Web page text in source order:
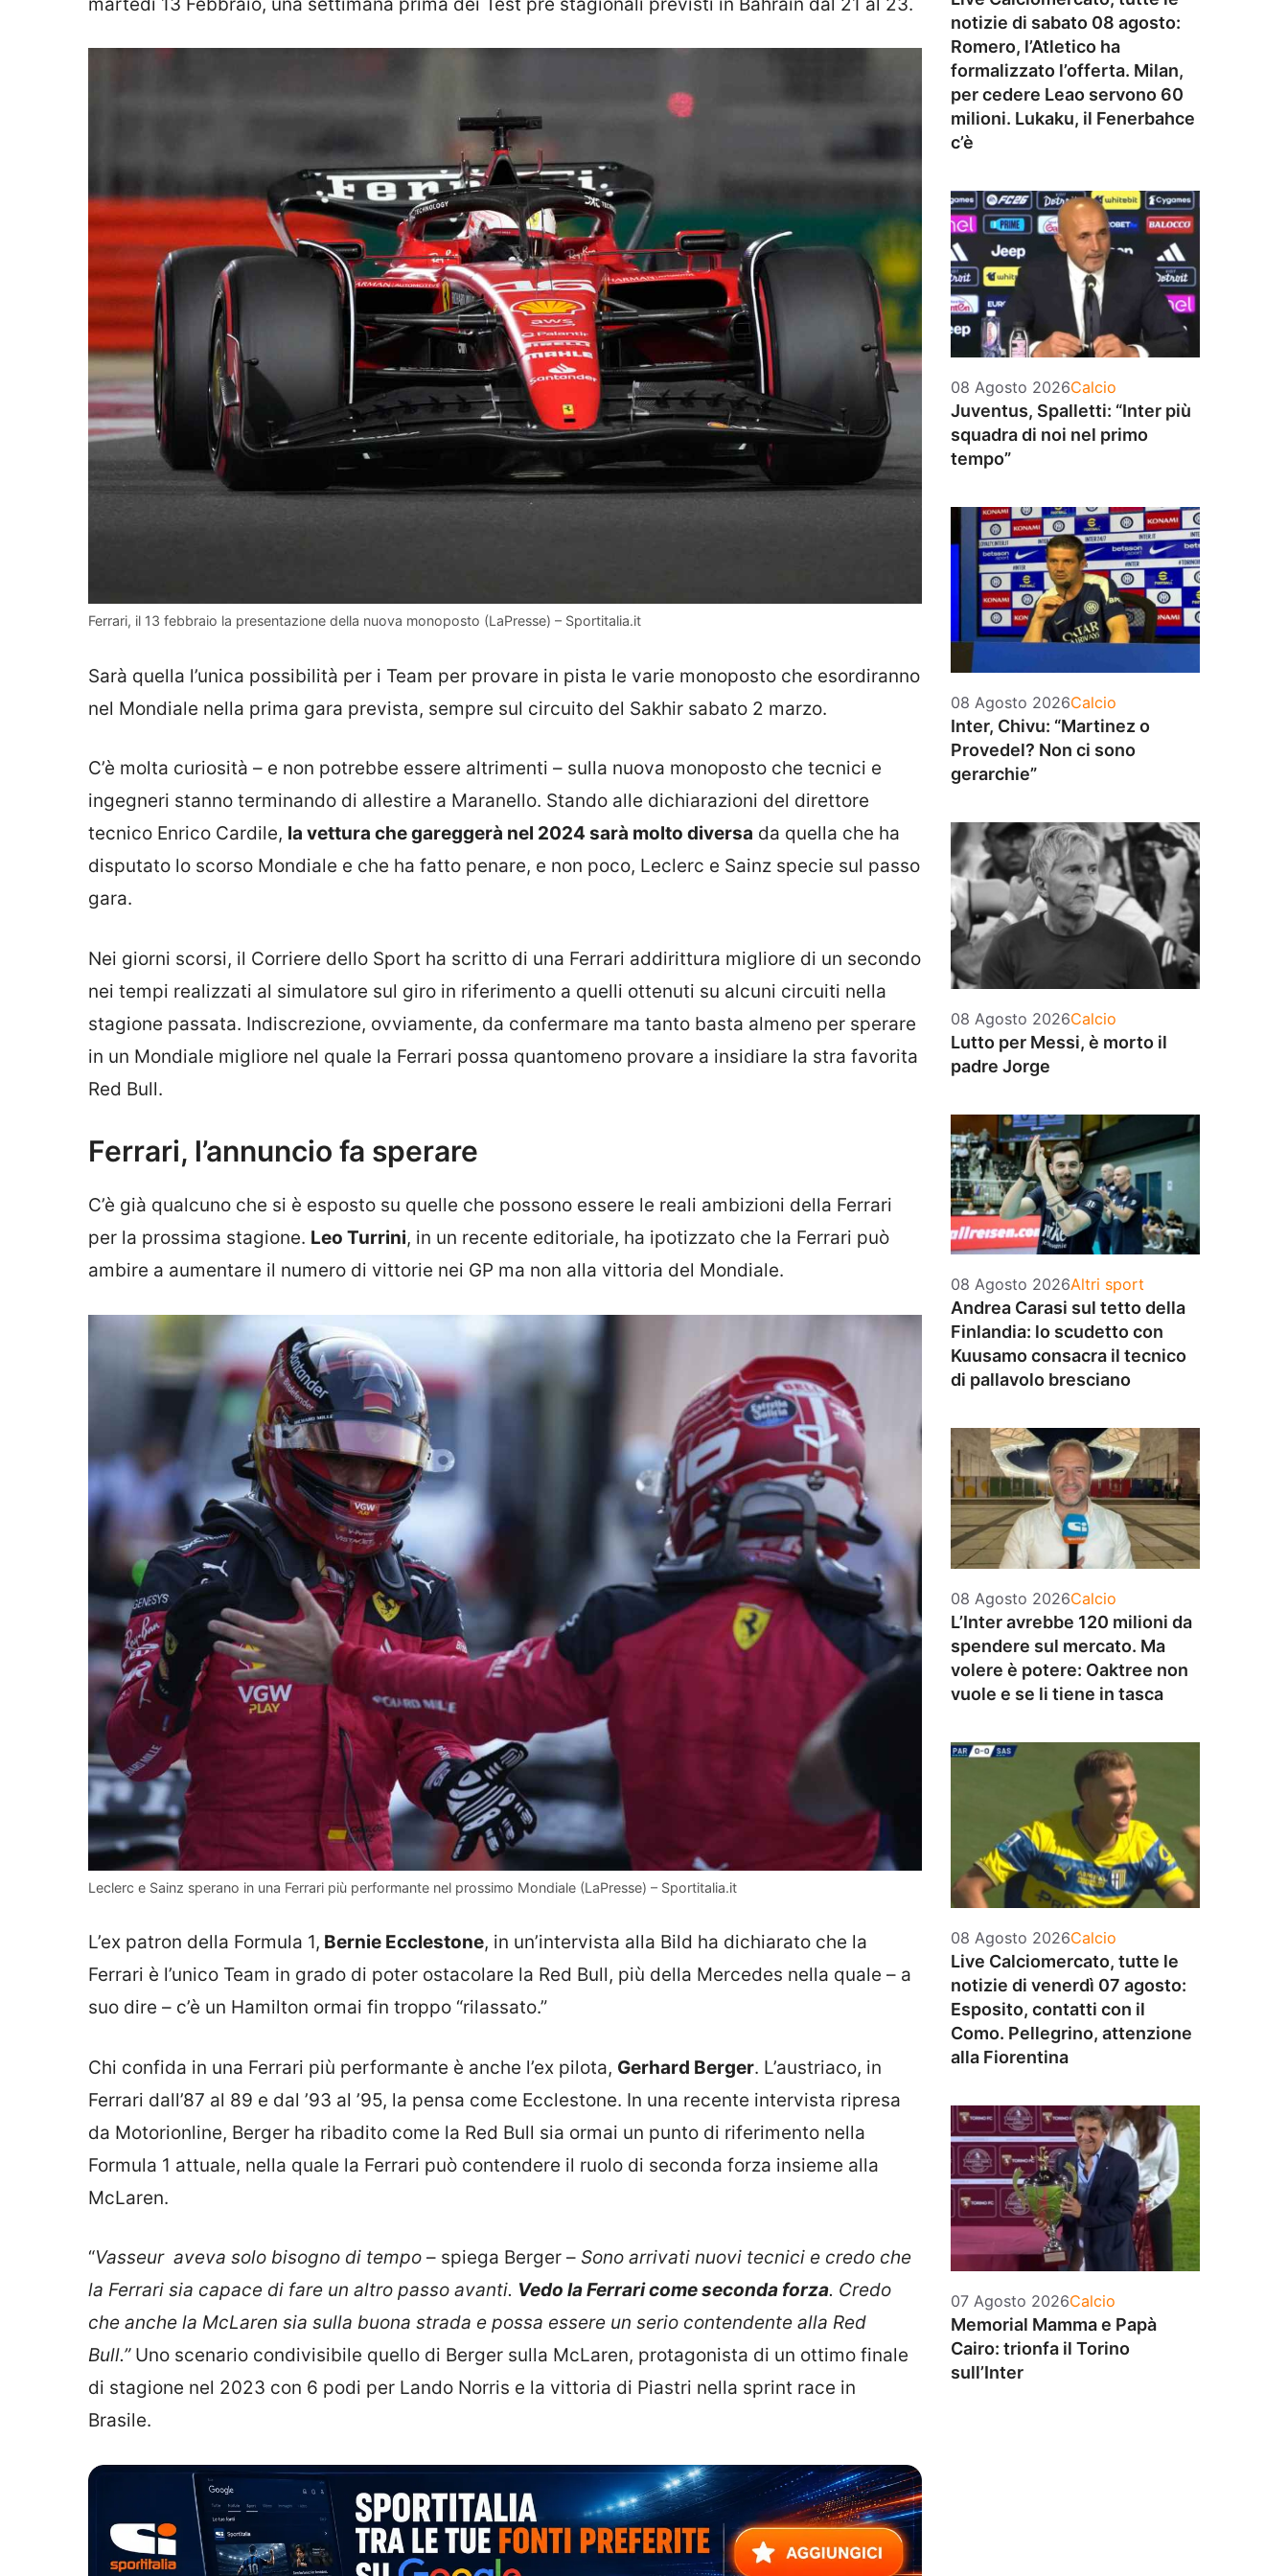
Ferrari, il 13 febbraio la presentazione della nuova monoposto (LaPresse) – Sportitalia.it
Sarà quella l’unica possibilità per i Team per provare in pista le varie monoposto che esordiranno
nel Mondiale nella prima gara prevista, sempre sul circuito del Sakhir sabato 2 marzo.
C’è molta curiosità – e non potrebbe essere altrimenti – sulla nuova monoposto che tecnici e
ingegneri stanno terminando di allestire a Maranello. Stando alle dichiarazioni del direttore
tecnico Enrico Cardile, la vettura che gareggerà nel 2024 sarà molto diversa da quella che ha
disputato lo scorso Mondiale e che ha fatto penare, e non poco, Leclerc e Sainz specie sul passo
gara.
Nei giorni scorsi, il Corriere dello Sport ha scritto di una Ferrari addirittura migliore di un secondo
nei tempi realizzati al simulatore sul giro in riferimento a quelli ottenuti su alcuni circuiti nella
stagione passata. Indiscrezione, ovviamente, da confermare ma tanto basta almeno per sperare
in un Mondiale migliore nel quale la Ferrari possa quantomeno provare a insidiare la stra favorita
Red Bull.
Ferrari, l’annuncio fa sperare
C’è già qualcuno che si è esposto su quelle che possono essere le reali ambizioni della Ferrari
per la prossima stagione. Leo Turrini, in un recente editoriale, ha ipotizzato che la Ferrari può
ambire a aumentare il numero di vittorie nei GP ma non alla vittoria del Mondiale.
Leclerc e Sainz sperano in una Ferrari più performante nel prossimo Mondiale (LaPresse) – Sportitalia.it
L’ex patron della Formula 1, Bernie Ecclestone, in un’intervista alla Bild ha dichiarato che la
Ferrari è l’unico Team in grado di poter ostacolare la Red Bull, più della Mercedes nella quale – a
suo dire – c’è un Hamilton ormai fin troppo “rilassato.”
Chi confida in una Ferrari più performante è anche l’ex pilota, Gerhard Berger. L’austriaco, in
Ferrari dall’87 al 89 e dal ’93 al ’95, la pensa come Ecclestone. In una recente intervista ripresa
da Motorionline, Berger ha ribadito come la Red Bull sia ormai un punto di riferimento nella
Formula 1 attuale, nella quale la Ferrari può contendere il ruolo di seconda forza insieme alla
McLaren.
“Vasseur aveva solo bisogno di tempo – spiega Berger – Sono arrivati nuovi tecnici e credo che
la Ferrari sia capace di fare un altro passo avanti. Vedo la Ferrari come seconda forza. Credo
che anche la McLaren sia sulla buona strada e possa essere un serio contendente alla Red
Bull.” Uno scenario condivisibile quello di Berger sulla McLaren, protagonista di un ottimo finale
di stagione nel 2023 con 6 podi per Lando Norris e la vittoria di Piastri nella sprint race in
Brasile.
notizie di sabato 08 agosto:
Romero, l’Atletico ha
formalizzato l’offerta. Milan,
per cedere Leao servono 60
milioni. Lukaku, il Fenerbahce
c’è
08 Agosto 2026Categorie
Calcio
Juventus, Spalletti: “Inter più
squadra di noi nel primo
tempo”
08 Agosto 2026Categorie
Calcio
Inter, Chivu: “Martinez o
Provedel? Non ci sono
gerarchie”
08 Agosto 2026Categorie
Calcio
Lutto per Messi, è morto il
padre Jorge
08 Agosto 2026Categorie
Altri sport
Andrea Carasi sul tetto della
Finlandia: lo scudetto con
Kuusamo consacra il tecnico
di pallavolo bresciano
08 Agosto 2026Categorie
Calcio
L’Inter avrebbe 120 milioni da
spendere sul mercato. Ma
volere è potere: Oaktree non
vuole e se li tiene in tasca
08 Agosto 2026Categorie
Calcio
Live Calciomercato, tutte le
notizie di venerdì 07 agosto:
Esposito, contatti con il
Como. Pellegrino, attenzione
alla Fiorentina
07 Agosto 2026Categorie
Calcio
Memorial Mamma e Papà
Cairo: trionfa il Torino
sull’Inter